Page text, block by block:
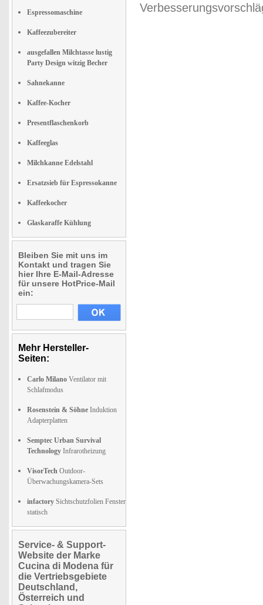
Espressomaschine
Kaffeezubereiter
ausgefallen Milchtasse lustig
Party Design witzig Becher
Sahnekanne
Kaffee-Kocher
Presentflaschenkorb
Kaffeeglas
Milchkanne Edelstahl
Ersatzsieb für Espressokanne
Kaffeekocher
Glaskaraffe Kühlung
Bleiben Sie mit uns im
Kontakt und tragen Sie
hier Ihre E-Mail-Adresse
für unsere HotPrice-Mail
ein:
Mehr Hersteller-
Seiten:
Carlo Milano Ventilator mit
Schlafmodus
Rosenstein & Söhne Induktion
Adapterplatten
Semptec Urban Survival
Technology Infrarotheizung
VisorTech Outdoor-
Überwachungskamera-Sets
infactory Sichtschutzfolien Fenster
statisch
Service- & Support-
Website der Marke
Cucina di Modena für
die Vertriebsgebiete
Deutschland,
Österreich und